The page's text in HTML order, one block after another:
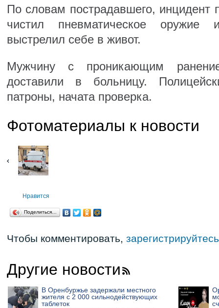
По словам пострадавшего, инцидент
чистил пневматическое оружие
выстрелил себе в живот.
Мужчину с проникающим
доставили в больницу.
патроны, начата проверка.
Фотоматериалы к новости
Нравится
Поделиться…
Чтобы комментировать, зарегистрируйтесь
Другие новости
В Оренбуржье задержали местного
жителя с 2 000 сильнодействующих
таблеток